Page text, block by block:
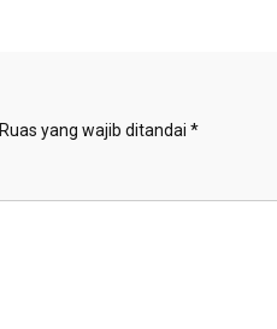
Ruas yang wajib ditandai *